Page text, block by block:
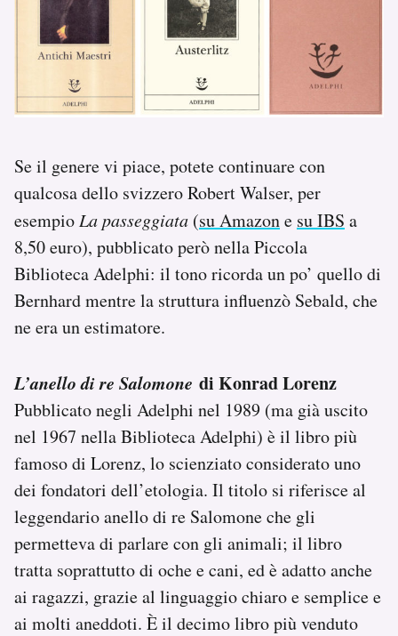
Se il genere vi piace, potete continuare con
qualcosa dello svizzero Robert Walser, per
esempio La passeggiata (su Amazone su IBS a
8,50 euro), pubblicato però nella Piccola
Biblioteca Adelphi: il tono ricorda un po’ quello di
Bernhard mentre la struttura influenzò Sebald, che
ne era un estimatore.
L’anello di re Salomone di Konrad Lorenz
Pubblicato negli Adelphi nel 1989 (ma già uscito
nel 1967 nella Biblioteca Adelphi) è il libro più
famoso di Lorenz, lo scienziato considerato uno
dei fondatori dell’etologia. Il titolo si riferisce al
leggendario anello di re Salomone che gli
permetteva di parlare con gli animali; il libro
tratta soprattutto di oche e cani, ed è adatto anche
ai ragazzi, grazie al linguaggio chiaro e semplice e
ai molti aneddoti. È il decimo libro più venduto